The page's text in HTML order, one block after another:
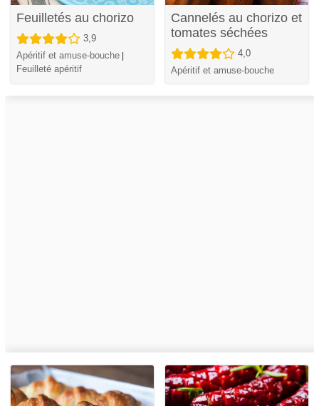
Feuilletés au chorizo
3,9
Apéritif et amuse-bouche
Feuilleté apéritif
Cannelés au chorizo et
tomates séchées
4,0
Apéritif et amuse-bouche